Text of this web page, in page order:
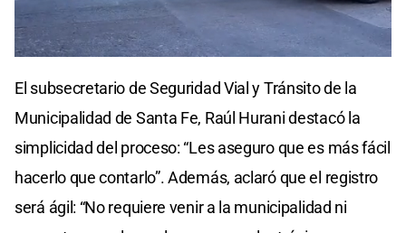
El subsecretario de Seguridad Vial y Tránsito de la
Municipalidad de Santa Fe, Raúl Hurani destacó la
simplicidad del proceso: “Les aseguro que es más fácil
hacerlo que contarlo”. Además, aclaró que el registro
será ágil: “No requiere venir a la municipalidad ni